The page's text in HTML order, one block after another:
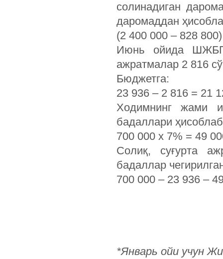
солинадиган
даромаддан
(2 400 000 – 828
Июнь ойида
ажратмалар 2 816
Бюджетга:
23 936 – 2 816 = 21
Ходимнинг жами
бадаллари
700 000 х 7% = 49
Солиқ, суғурта
бадаллар
700 000 – 23 936 –
*Январь ойи учун